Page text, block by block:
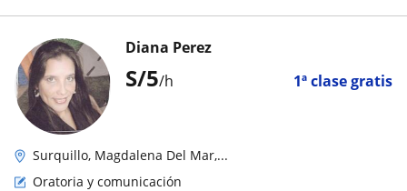
S/5/h 1ª clase gratis
Diana Perez
Surquillo, Magdalena Del Mar,...
Oratoria y comunicación